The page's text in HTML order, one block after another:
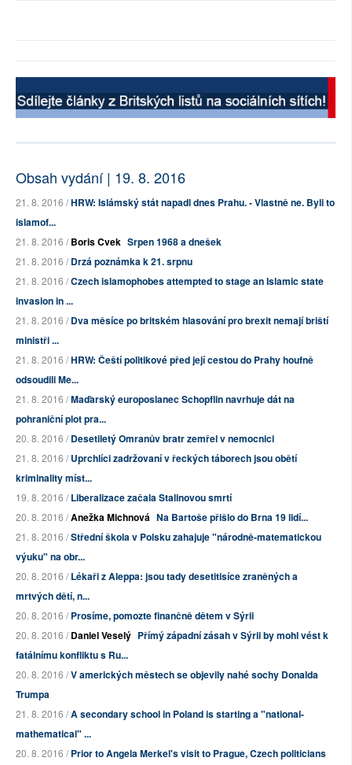
Obsah vydání | 19. 8. 2016
21. 8. 2016 /HRW: Islámský stát napadl dnes Prahu. - Vlastně ne. Byli to
islamof...
21. 8. 2016 /Boris Cvek Srpen 1968 a dnešek
21. 8. 2016 /Drzá poznámka k 21. srpnu
21. 8. 2016 /Czech islamophobes attempted to stage an Islamic state
invasion in ...
21. 8. 2016 /Dva měsíce po britském hlasování pro brexit nemají briští
ministři ...
21. 8. 2016 /HRW: Čeští politikové před její cestou do Prahy houfně
odsoudili Me...
21. 8. 2016 /Maďarský europoslanec Schopflin navrhuje dát na
pohraniční plot pra...
20. 8. 2016 /Desetiletý Omranův bratr zemřel v nemocnici
21. 8. 2016 /Uprchlíci zadržovaní v řeckých táborech jsou obětí
kriminality míst...
19. 8. 2016 /Liberalizace začala Stalinovou smrtí
20. 8. 2016 /Anežka Michnová Na Bartoše přišlo do Brna 19 lidí...
21. 8. 2016 /Střední škola v Polsku zahajuje "národně-matematickou
výuku" na obr...
20. 8. 2016 /Lékaři z Aleppa: jsou tady desetitisíce zraněných a
mrtvých dětí, n...
20. 8. 2016 /Prosíme, pomozte finančně dětem v Sýrii
20. 8. 2016 /Daniel Veselý Přímý západní zásah v Sýrii by mohl vést k
fatálnímu konfliktu s Ru...
20. 8. 2016 /V amerických městech se objevily nahé sochy Donalda
Trumpa
21. 8. 2016 /A secondary school in Poland is starting a "national-
mathematical" ...
20. 8. 2016 /Prior to Angela Merkel's visit to Prague, Czech politicians